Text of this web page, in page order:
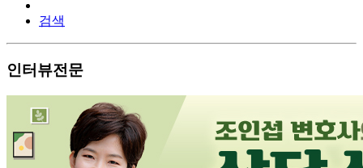
검색
인터뷰전문